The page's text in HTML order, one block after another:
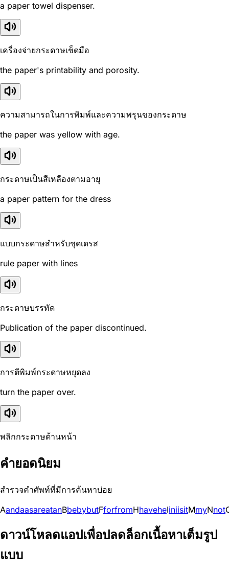
a paper towel dispenser.
เครื่องจ่ายกระดาษเช็ดมือ
the paper's printability and porosity.
ความสามารถในการพิมพ์และความพรุนของกระดาษ
the paper was yellow with age.
กระดาษเป็นสีเหลืองตามอายุ
a paper pattern for the dress
แบบกระดาษสำหรับชุดเดรส
rule paper with lines
กระดาษบรรทัด
Publication of the paper discontinued.
การตีพิมพ์กระดาษหยุดลง
turn the paper over.
พลิกกระดาษด้านหน้า
คำยอดนิยม
สำรวจคำศัพท์ที่มีการค้นหาบ่อย
AandaasareatanBbebybutFforfromHhaveheIiniisitMmyNnot
ดาวน์โหลดแอปเพื่อปลดล็อกเนื้อหาเต็มรูป
แบบ